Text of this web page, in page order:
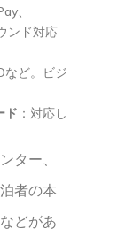
、
ンド対応
など。ビジ
ド ：対応し
ター、
者の本
どがあ